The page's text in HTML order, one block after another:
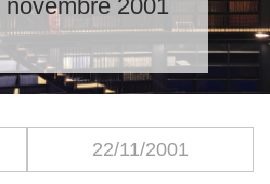
2001
22/11/2001